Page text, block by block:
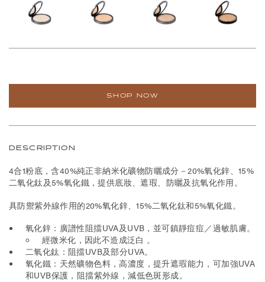
SHOP NOW
DESCRIPTION
4合1粉底，含40%純正非納米化礦物防曬成分－20%氧化鋅、15%
二氧化鈦及5%氧化鐵，提供底妝、遮瑕、防曬及抗氧化作用。
具防禦紫外線作用的20%氧化鋅、15%二氧化鈦和5%氧化鐵。
氧化鋅：廣譜性阻擋UVA及UVB，並可鎮靜痘痘／過敏肌膚。
經微米化，因此不造成泛白 。
二氧化鈦：阻擋UVB及部分UVA。
氧化鐵：天然礦物色料，高濃度，提升遮瑕能力，可加強UVA
和UVB保護，阻擋紫外線，減低色斑形成。